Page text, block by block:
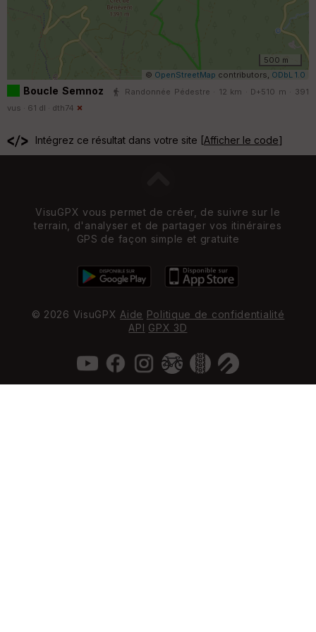
500 m
© OpenStreetMap contributors, ODbL 1.0
Boucle Semnoz
Randonnée Pédestre · 12 km · D+510 m · 391
vus · 61 dl · dth74
Intégrez ce résultat dans votre site [Afficher le code]
VisuGPX vous permet de créer, de suivre sur le
terrain, d'analyser et de partager vos itinéraires
GPS de façon simple et gratuite
© 2026 VisuGPX Aide Politique de confidentialité
API GPX 3D